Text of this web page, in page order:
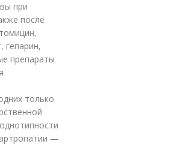
при
после
гепарин,
препараты
только
—